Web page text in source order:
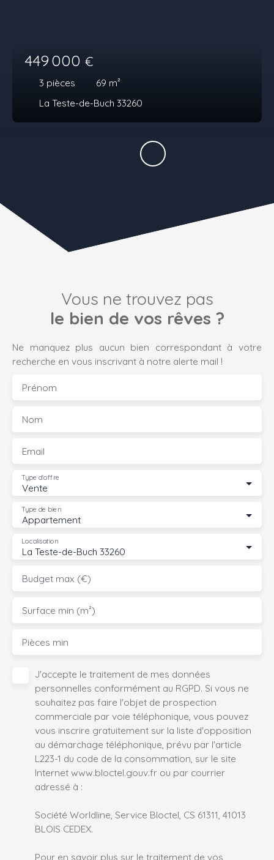
449 000 €
3 pièces 69 m²
La Teste-de-Buch 33260
Vous ne trouvez pas
le bien de vos rêves ?
Ne manquez plus aucun bien correspondant à votre
recherche en vous inscrivant à notre alerte mail !
Prénom
Nom
Email
Vente
Type d'offre
Appartement
Type de bien
La Teste-de-Buch 33260
Localisation
Budget max (€)
Surface min (m²)
Pièces min
J'accepte le traitement de mes données
personnelles conformément au RGPD. Si vous ne
souhaitez pas faire l'objet de prospection
commerciale par voie téléphonique, vous pouvez
vous inscrire gratuitement sur la liste d'opposition
au démarchage téléphonique, prévu par l'article
L223-1 du code de la consommation, sur le site
Internet www.bloctel.gouv.fr ou par courrier
adressé à :
Société Worldline, Service Bloctel, CS 61311, 41013
BLOIS CEDEX.
Pour en savoir plus sur le traitement de vos